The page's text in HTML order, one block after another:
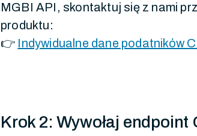
MGBI API, skontaktuj się z nami
produktu:
👉 Indywidualne dane podatników
Krok 2: Wywołaj endpoint